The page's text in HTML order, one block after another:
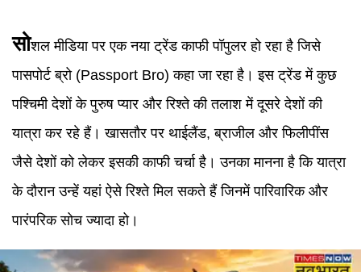
सोशल मीडिया पर एक नया ट्रेंड काफी पॉपुलर हो रहा है जिसे
पासपोर्ट ब्रो (Passport Bro) कहा जा रहा है। इस ट्रेंड में कुछ
पश्चिमी देशों के पुरुष प्यार और रिश्ते की तलाश में दूसरे देशों की
यात्रा कर रहे हैं। खासतौर पर थाईलैंड, ब्राजील और फिलीपींस
जैसे देशों को लेकर इसकी काफी चर्चा है। उनका मानना है कि यात्रा
के दौरान उन्हें यहां ऐसे रिश्ते मिल सकते हैं जिनमें पारिवारिक और
पारंपरिक सोच ज्यादा हो।